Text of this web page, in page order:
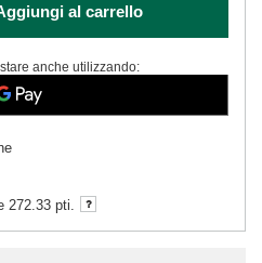
al carrello
anche utilizzando:
272.33 pti.